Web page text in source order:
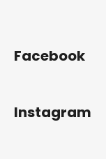
m
e
Facebook
Instagram